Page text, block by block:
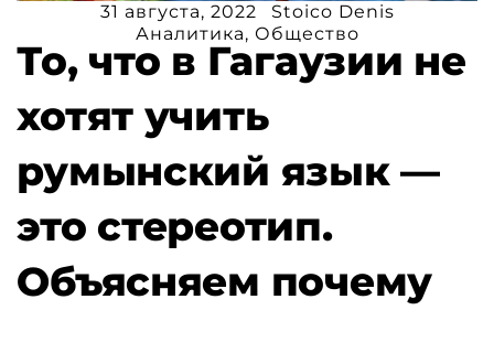
31 августа, 2022
Stoico Denis
Аналитика, Общество
То, что в Гагаузии не
хотят учить
румынский язык —
это стереотип.
Объясняем почему